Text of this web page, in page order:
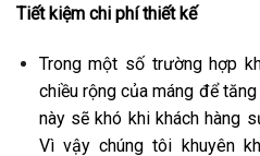
Tiết kiệm chi phí thiết kế
Trong một số trường hợp
chiều rộng của máng để
này sẽ khó khi khách hàng
Vì vậy chúng tôi khuyên